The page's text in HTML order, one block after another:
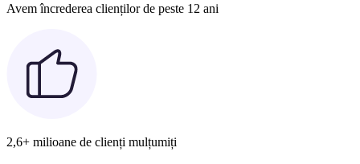
Avem încrederea clienților de peste 12 ani
2,6+ milioane de clienți mulțumiți